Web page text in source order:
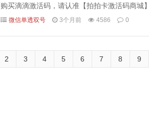
购买滴滴激活码，请认准【拍拍卡激活码商城
求。一、 核心卖点解析：为什么选择“滴滴云
微信单透双号 3个月前 4586 0
2 3 4 5 6 7 8 9